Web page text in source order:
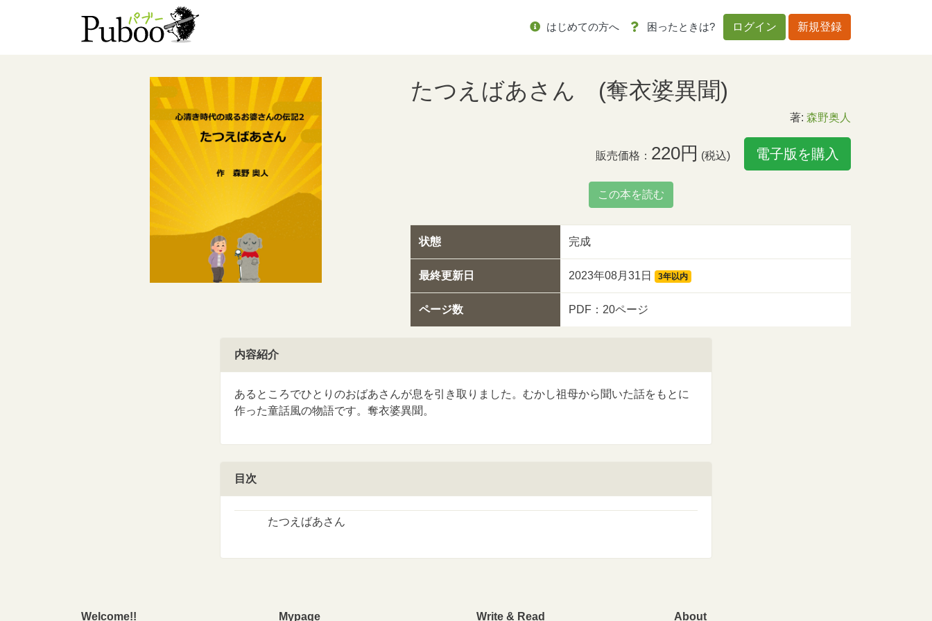
はじめての方へ 困ったときは? ログイン 新規登録
たつえばあさん (奪衣婆異聞)
著: 森野奥人
販売価格： 220円 (税込) 電子版を購入
この本を読む
状態 完成
最終更新日 2023年08月31日 3年以内
ページ数 PDF：20ページ
内容紹介
あるところでひとりのおばあさんが息を引き取りました。むかし祖母から聞いた話をもとに
作った童話風の物語です。奪衣婆異聞。
目次
たつえばあさん
Welcome!! Mypage Write & Read About